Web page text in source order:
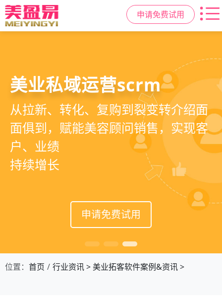
申请免费试用
美业拓客，就用美盈易
美业全域引流获客+私域运营增长方
案，一站式解决美业门店拓、留、
锁、升难题
申请免费试用
美容院拓客方案
6套美业拓客营销方案组合，200套微
信拓客模板，帮助美业商家快速引流
裂变获客，低成本实现客源指数级增
长
申请免费试用
美业私域运营scrm
从拉新、转化、复购到裂变转介绍面
面俱到，赋能美容顾问销售，实现客
户、业绩
持续增长
申请免费试用
位置： 首页 行业资讯>美业拓客软件案例&资讯>